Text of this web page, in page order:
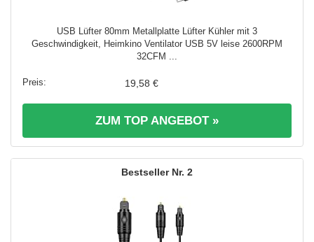
USB Lüfter 80mm Metallplatte Lüfter Kühler mit 3
Geschwindigkeit, Heimkino Ventilator USB 5V leise 2600RPM
32CFM ...
19,58 €
ZUM TOP ANGEBOT »
2